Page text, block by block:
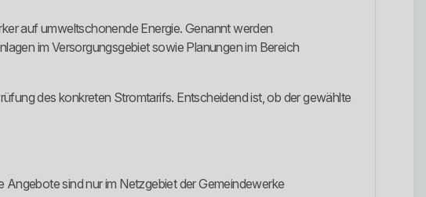
auf umweltschonende Energie. Genannt werden
im Versorgungsgebiet sowie Planungen im Bereich
des konkreten Stromtarifs. Entscheidend ist, ob der gewählte
sind nur im Netzgebiet der Gemeindewerke